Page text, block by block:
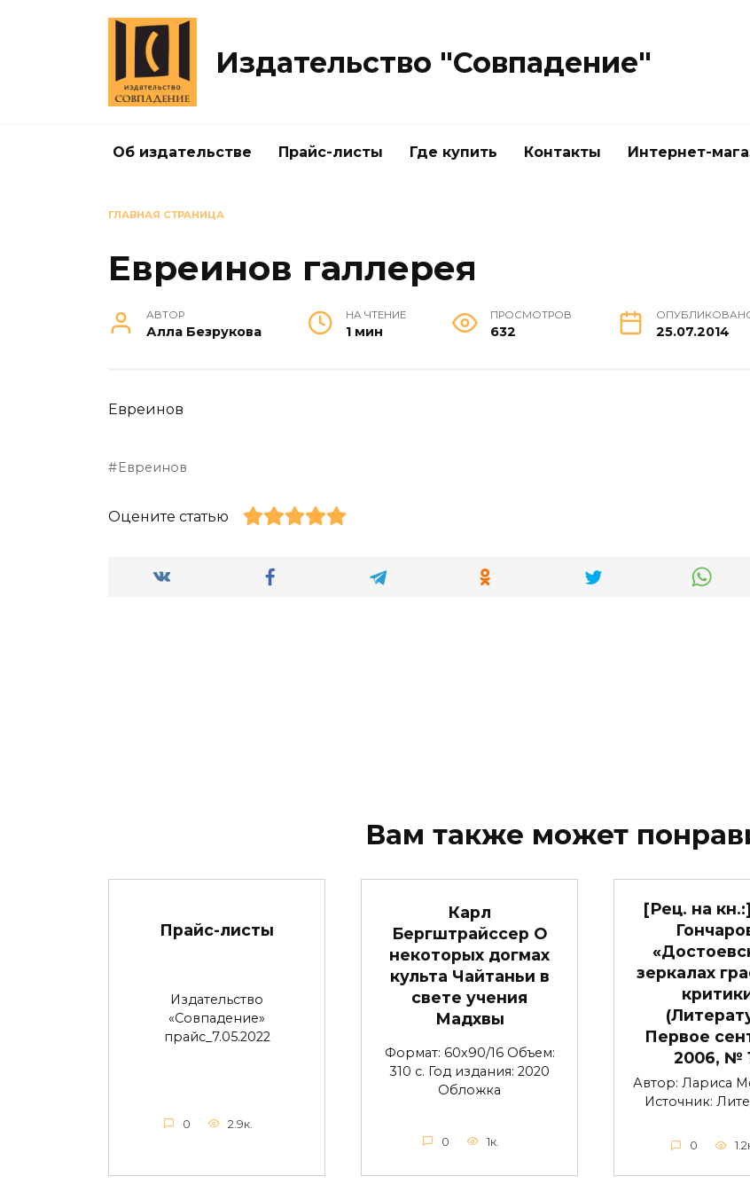
Издательство "Совпадение"
Об издательстве Прайс-листы Где купить Контакты Интернет-
ГЛАВНАЯ СТРАНИЦА
Евреинов галлерея
АВТОР
Алла Безрукова
НА ЧТЕНИЕ
1 мин
ПРОСМОТРОВ
632 25.07.2014
Евреинов
Евреинов
Оцените статью
Вам также может
Прайс-листы
Издательство
«Совпадение»
прайс_7.05.2022
0 2.9к.
Карл
Бергштрайссер О
некоторых догмах
культа Чайтаньи в
свете учения
Мадхвы
Формат: 60х90/16 Объем:
310 с. Год издания: 2020
Обложка
0 1к.
[Рец. на
зеркалах
Первое
2006, №
Автор: Лариса
Источник:
0